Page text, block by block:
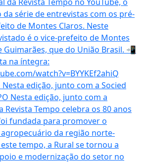
Nesta edição, junto com a Socied